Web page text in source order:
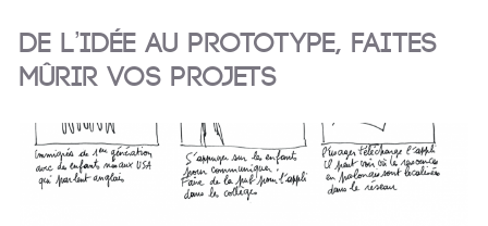
De l’idée au prototype, faites
mûrir vos projets